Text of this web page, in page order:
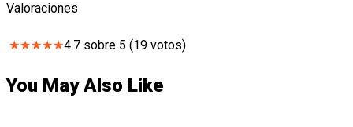
Valoraciones
★★★★★4.7 sobre 5 (19 votos)
You May Also Like